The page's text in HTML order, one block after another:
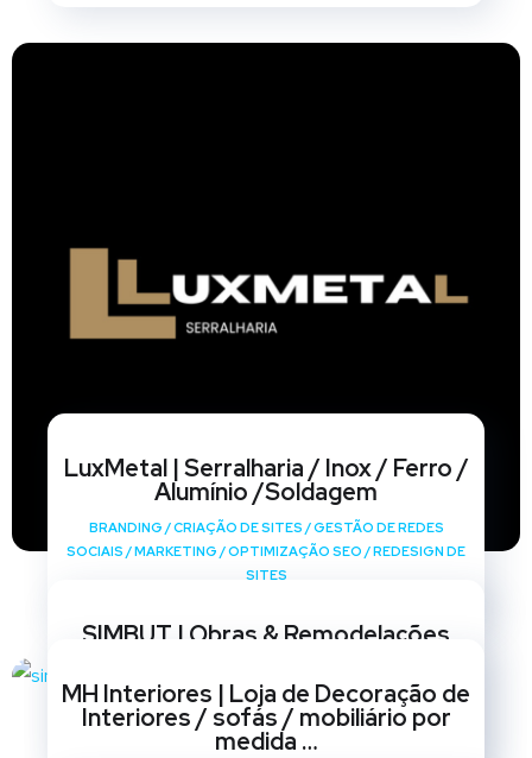
LuxMetal | Serralharia / Inox / Ferro /
Alumínio /Soldagem
BRANDING /CRIAÇÃO DE SITES /GESTÃO DE REDES
SOCIAIS /MARKETING /OPTIMIZAÇÃO SEO /REDESIGN DE
SITES
SIMBUT | Obras & Remodelações
SOCIAIS /MARKETING OPTIMIZAÇÃO SEO/ REDESIGN DE
SITES
MH Interiores | Loja de Decoração de
Interiores / sofás / mobiliário por
medida …